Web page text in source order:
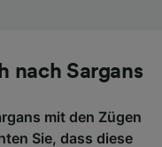
nach Sargans
mit den Zügen
Sie, dass diese